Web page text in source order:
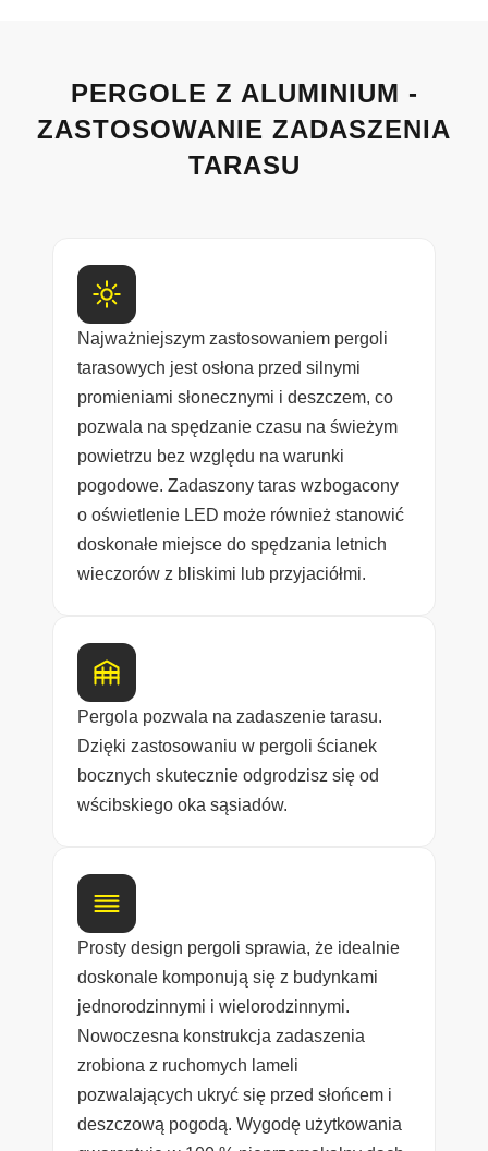
PERGOLE Z ALUMINIUM -
ZASTOSOWANIE ZADASZENIA
TARASU
Najważniejszym zastosowaniem pergoli
tarasowych jest osłona przed silnymi
promieniami słonecznymi i deszczem, co
pozwala na spędzanie czasu na świeżym
powietrzu bez względu na warunki
pogodowe. Zadaszony taras wzbogacony
o oświetlenie LED może również stanowić
doskonałe miejsce do spędzania letnich
wieczorów z bliskimi lub przyjaciółmi.
Pergola pozwala na zadaszenie tarasu.
Dzięki zastosowaniu w pergoli ścianek
bocznych skutecznie odgrodzisz się od
wścibskiego oka sąsiadów.
Prosty design pergoli sprawia, że idealnie
doskonale komponują się z budynkami
jednorodzinnymi i wielorodzinnymi.
Nowoczesna konstrukcja zadaszenia
zrobiona z ruchomych lameli
pozwalających ukryć się przed słońcem i
deszczową pogodą. Wygodę użytkowania